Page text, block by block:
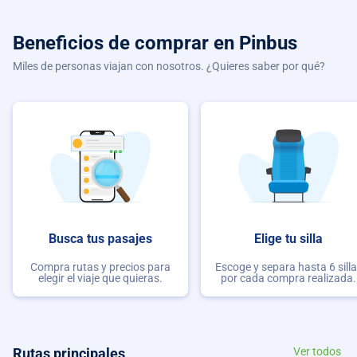
Beneficios de comprar en Pinbus
Miles de personas viajan con nosotros. ¿Quieres saber por qué?
Busca tus pasajes
Compra rutas y precios para
elegir el viaje que quieras.
Elige tu silla
Escoge y separa hasta 6
por cada compra realizada.
Rutas principales Ver todos